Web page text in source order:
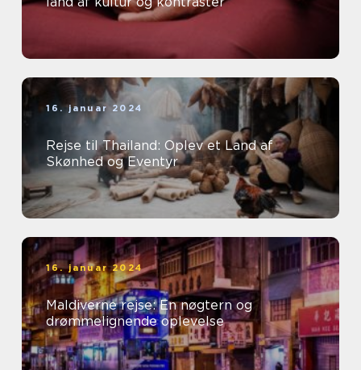
16. januar 2024
Rejse til Thailand: Oplev et Land af
Skønhed og Eventyr
16. januar 2024
Maldiverne rejse: En nøgtern og
drømmelignende oplevelse